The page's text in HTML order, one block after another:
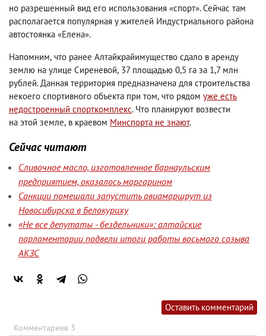
но разрешенный вид его использования «спорт». Сейчас там
располагается популярная у жителей Индустриального района
автостоянка «Елена».
Напомним, что ранее Алтайкрайимущество сдало в аренду
землю на улице Сиреневой, 37 площадью 0,5 га за 1,7 млн
рублей. Данная территория предназначена для строительства
некоего спортивного объекта при том, что рядом уже есть
недостроенный спорткомплекс. Что планируют возвести
на этой земле, в краевом Минспорта не знают.
Сейчас читают
Сливочное масло, изготовленное барнаульским
предприятием, оказалось маргарином
Санкции помешали запустить авиамаршрут из
Новосибирска в Белокуриху
«Не все депутаты - бездельники»: алтайские
парламентарии подвели итоги работы восьмого созыва
АКЗС
Оставить комментарий
Комментариев 3